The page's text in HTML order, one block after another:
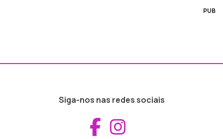
PUB
Siga-nos nas redes sociais
Aceder ao